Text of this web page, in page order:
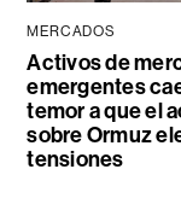
MERCADOS
Activos de
emergentes
temor a que el
sobre Ormuz
tensiones